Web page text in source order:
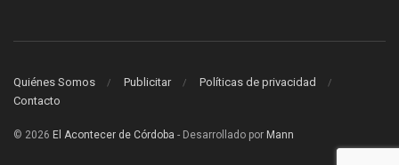
Quiénes Somos Publicitar
Políticas de privacidad
Contacto
© 2026 El Acontecer de Córdoba - Desarrollado por Mann